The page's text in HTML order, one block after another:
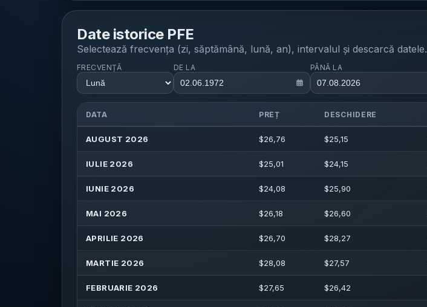
Date istorice PFE
Selectează frecvența (zi, săptămână, lună, an), intervalul și descarcă datele.
FRECVENȚĂ DE LA PÂNĂ LA
DATA PREȚ DESCHIDERE
AUGUST 2026 $26,76 $25,15
IULIE 2026 $25,01 $24,15
IUNIE 2026 $24,08 $25,90
MAI 2026 $26,18 $26,60
APRILIE 2026 $26,70 $28,27
MARTIE 2026 $28,08 $27,57
FEBRUARIE 2026 $27,65 $26,42